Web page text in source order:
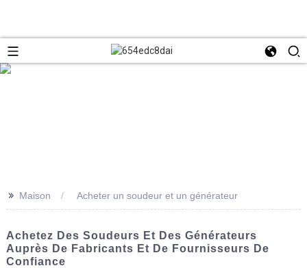
>> Maison Acheter un soudeur et un générateur
Achetez Des Soudeurs Et Des Générateurs
Auprès De Fabricants Et De Fournisseurs De
Confiance